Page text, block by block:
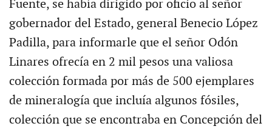
Fuente, se había dirigido por oficio al señor
gobernador del Estado, general Benecio López
Padilla, para informarle que el señor Odón
Linares ofrecía en 2 mil pesos una valiosa
colección formada por más de 500 ejemplares
de mineralogía que incluía algunos fósiles,
colección que se encontraba en Concepción del